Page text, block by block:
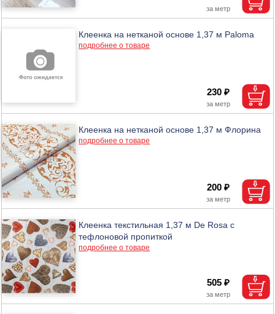
Клеенка на нетканой основе 1,37 м Paloma
подробнее о товаре
230 ₽
Клеенка на нетканой основе 1,37 м Флорина
подробнее о товаре
200 ₽
Клеенка текстильная 1,37 м De Rosa с
тефлоновой пропиткой
подробнее о товаре
505 ₽